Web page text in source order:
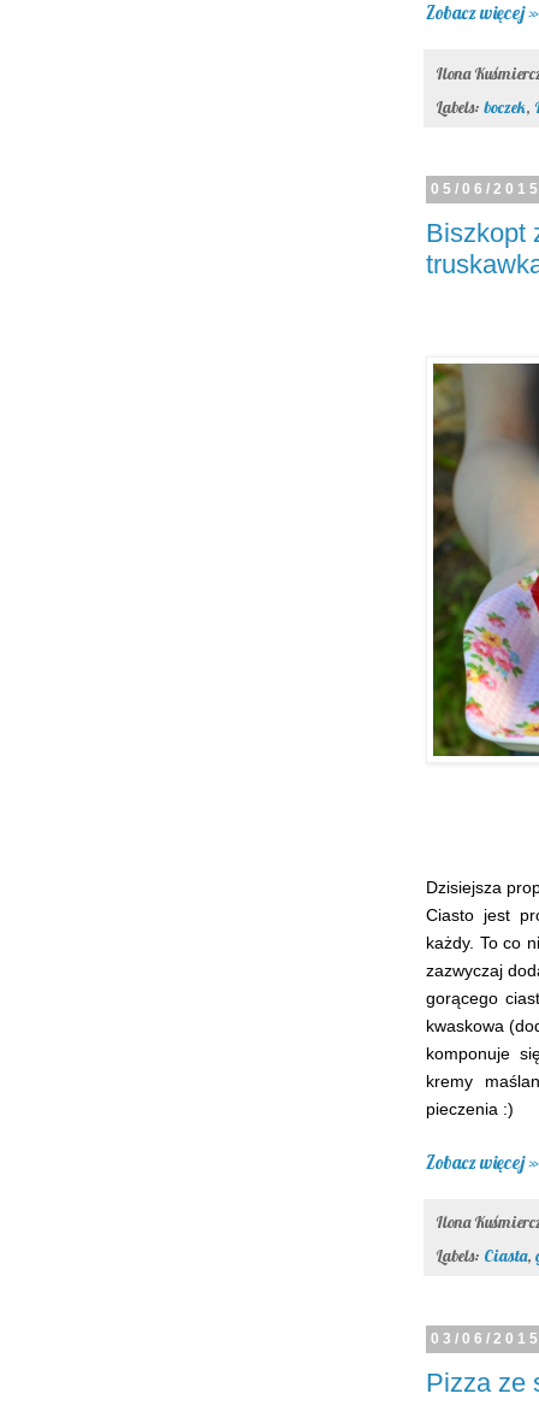
Zobacz więcej »
Ilona
Labels: boczek,
05/06/
Biszkopt
Dzisiejsza
Ciasto jest
każdy. To co
zazwyczaj
gorącego
kwaskowa
komponuje
kremy
pieczenia :)
Zobacz więcej »
Ilona
Labels: Ciasta,
03/06/
Pizza ze